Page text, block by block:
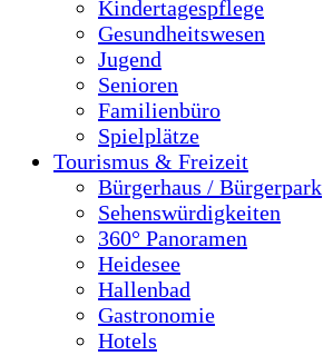
Kindertagespflege
Gesundheitswesen
Jugend
Senioren
Familienbüro
Spielplätze
Tourismus & Freizeit
Bürgerhaus / Bürgerpark
Sehenswürdigkeiten
360° Panoramen
Heidesee
Hallenbad
Gastronomie
Hotels